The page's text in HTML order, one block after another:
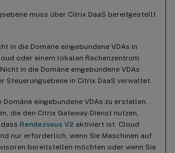
muss über Citrix DaaS bereitgestellt
in die Domäne eingebundene VDAs in
oder einem lokalen Rechenzentrum
in die Domäne eingebundene VDAs
Steuerungsebene in Citrix DaaS verwaltet.
Domäne eingebundene VDAs zu erstellen,
die den Citrix Gateway-Dienst nutzen,
Rendezvous V2 aktiviert ist. Cloud
nur erforderlich, wenn Sie Maschinen auf
bereitstellen möchten oder wenn Sie
einer zu verwendenden Datenbank
von MCS-Variablen
oder Aktualisieren von
für MCS (optional)
Masterimages